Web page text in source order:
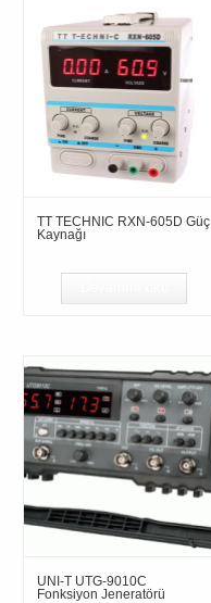
TT TECHNIC RXN-605D Güç
Kaynağı
UNI-T UTG-9010C
Fonksiyon Jeneratörü